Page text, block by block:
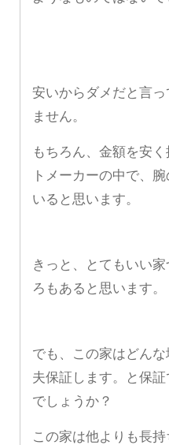
安いからダメだと言
ません。
もちろん、金額を安
トメーカーの中で、
いると思います。
きっと、とてもいい
ろもあると思います。
でも、この家はどん
夫保証します。と保
でしょうか？
この家は他よりも長